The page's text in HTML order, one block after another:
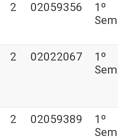
2 02059356
1º
2 02022067
1º
2 02059389
1º